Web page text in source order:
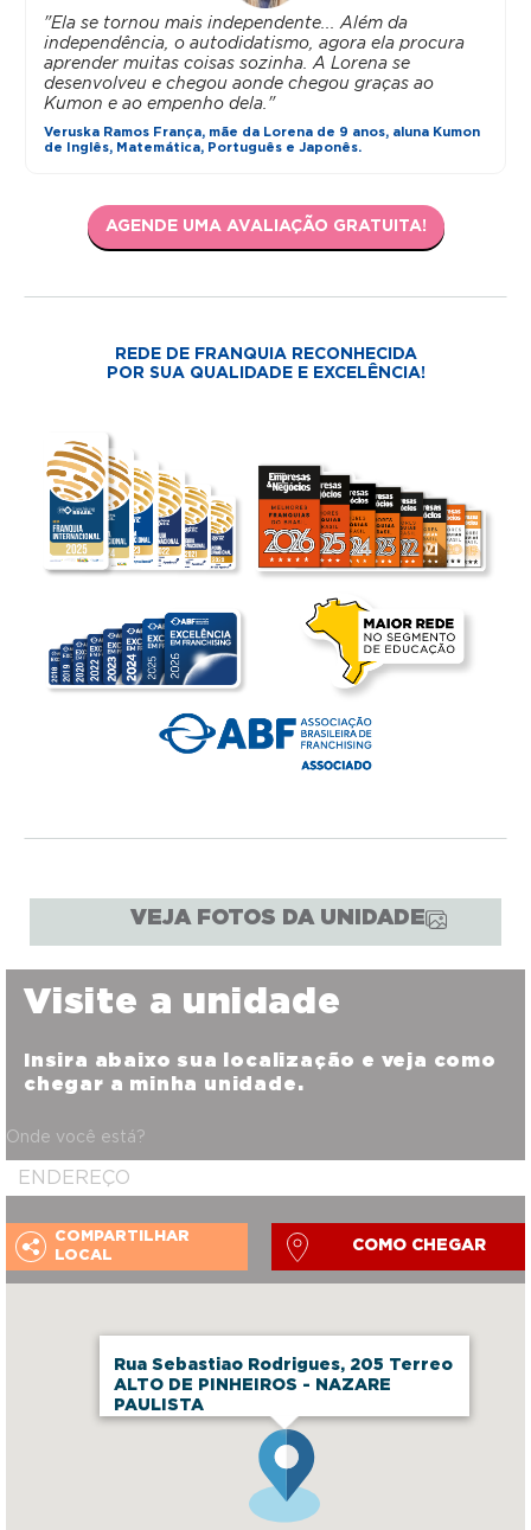
"Ela se tornou mais independente... Além da
independência, o autodidatismo, agora ela procura
aprender muitas coisas sozinha. A Lorena se
desenvolveu e chegou aonde chegou graças ao
Kumon e ao empenho dela."
Veruska Ramos França, mãe da Lorena de 9 anos, aluna Kumon
de Inglês, Matemática, Português e Japonês.
AGENDE UMA AVALIAÇÃO GRATUITA!
REDE DE FRANQUIA RECONHECIDA
POR SUA QUALIDADE E EXCELÊNCIA!
VEJA FOTOS DA UNIDADE
Rua Sebastiao Rodrigues, 205 Terreo
ALTO DE PINHEIROS - NAZARE
PAULISTA
Visite a unidade
Insira abaixo sua localização e veja como
chegar a minha unidade.
Onde você está?
COMPARTILHAR
LOCAL
COMO CHEGAR